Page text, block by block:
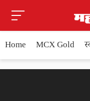
Home MCX Gold